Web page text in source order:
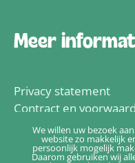
Meer
Privacy statement
Contract en
©
We willen uw bezoek
website zo makkelijk
persoonlijk mogelijk
Daarom gebruiken wij